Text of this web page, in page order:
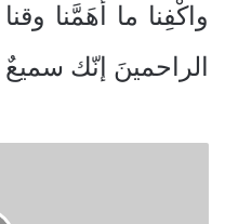
واكْفِنا ما أَهَمَّنا
الراحمينَ إنّك